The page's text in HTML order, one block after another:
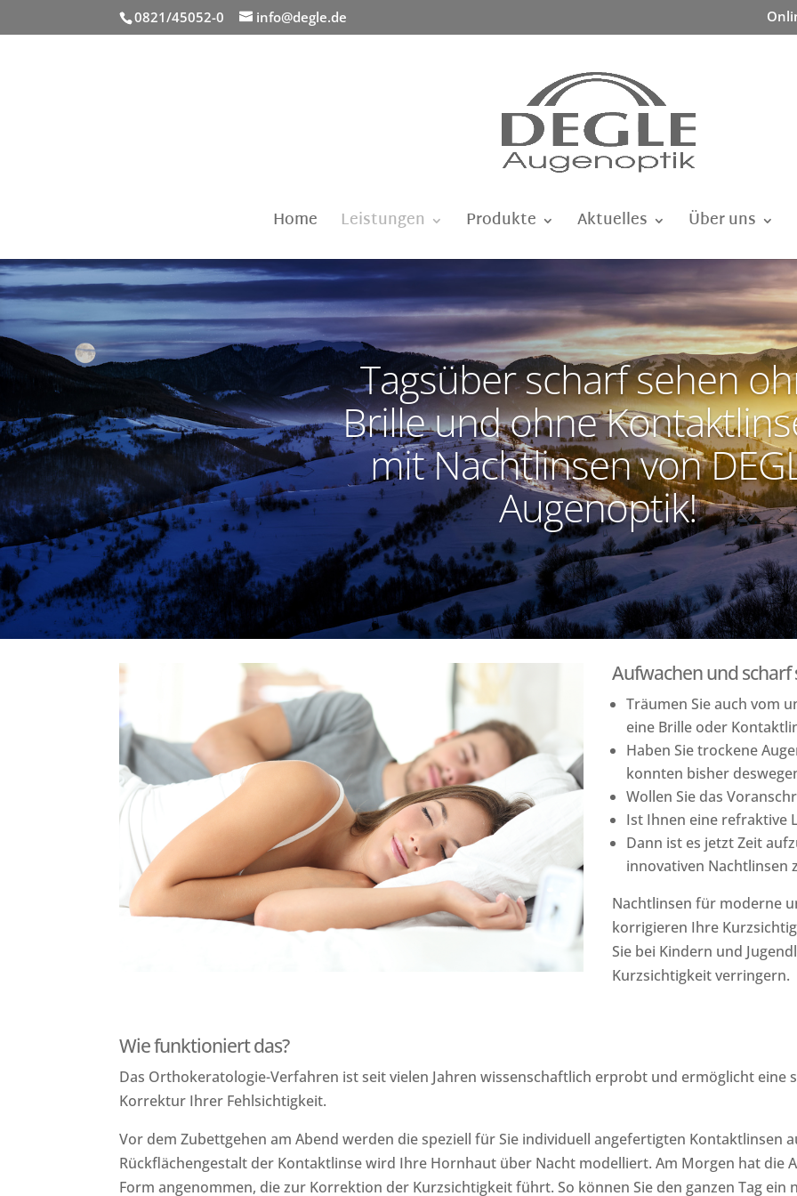
0821/45052-0 info@degle.de
Home Leistungen Produkte Aktuelles Über uns
Tagsüber scharf sehen
Brille und ohne
mit Nachtlinsen von
Augenoptik!
Aufwachen und scharf
Träumen Sie auch vom
eine Brille oder
Haben Sie trockene
konnten bisher
Wollen Sie das
Ist Ihnen eine refraktive
Dann ist es jetzt Zeit
innovativen Nachtlinsen
Nachtlinsen für moderne
korrigieren Ihre
Sie bei Kindern und
Kurzsichtigkeit verringern.
Wie funktioniert das?
Das Orthokeratologie-Verfahren ist seit vielen Jahren wissenschaftlich erprobt und ermöglicht eine
Korrektur Ihrer Fehlsichtigkeit.
Vor dem Zubettgehen am Abend werden die speziell für Sie individuell angefertigten Kontaktlinsen
Rückflächengestalt der Kontaktlinse wird Ihre Hornhaut über Nacht modelliert. Am Morgen hat die
Form angenommen, die zur Korrektion der Kurzsichtigkeit führt. So können Sie den ganzen Tag ein